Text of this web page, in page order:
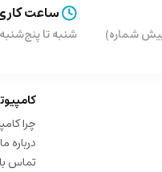
ساعت
شنبه تا پنج‌شنبه، از ساعت ۹ صبح تا 2
چرا
درباره ما
تماس